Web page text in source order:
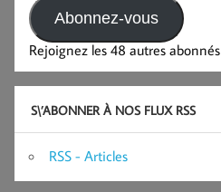
Abonnez-vous
Rejoignez les 48 autres abonnés
S\’ABONNER À NOS FLUX RSS
RSS - Articles